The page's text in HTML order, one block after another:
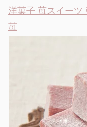
洋菓子 苺スイーツ
苺